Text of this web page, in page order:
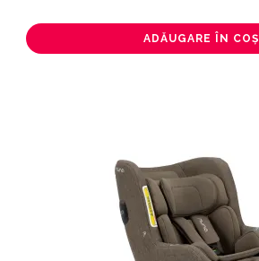
ADĂUGARE ÎN COȘ